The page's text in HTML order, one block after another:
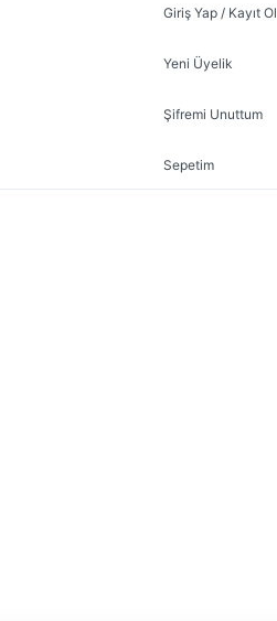
Giriş Yap / Kayıt Ol
Yeni Üyelik
Şifremi Unuttum
Sepetim